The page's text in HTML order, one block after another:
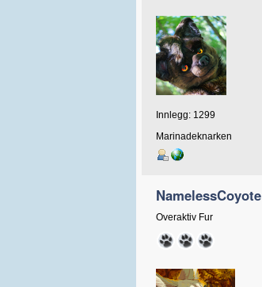
Innlegg: 1299
Marinadeknarken
NamelessCoyote
Overaktiv Fur